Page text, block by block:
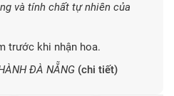
và tính chất tự nhiên của
trước khi nhận hoa.
ĐÀ NẴNG (chi tiết)